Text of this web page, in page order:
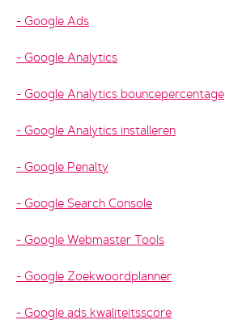
Google Ads
Google Analytics
Google Analytics bouncepercentage
Google Analytics installeren
Google Penalty
Google Search Console
Google Webmaster Tools
Google Zoekwoordplanner
Google ads kwaliteitsscore